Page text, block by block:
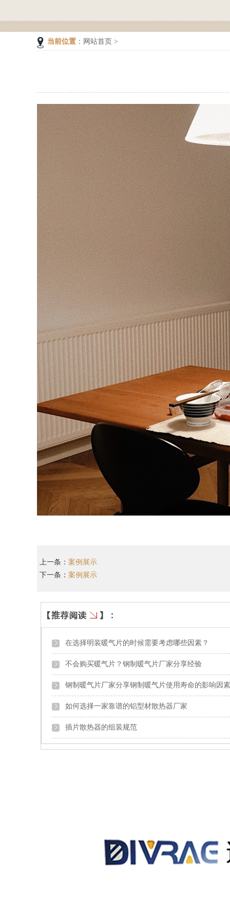
当前位置 ： 网站首页 >
上一条： 案例展示
下一条： 案例展示
在选择明装暖气片的时候需要考虑哪些因素？
不会购买暖气片？钢制暖气片厂家分享经验
钢制暖气片厂家分享钢制暖气片使用寿命的影响因素
如何选择一家靠谱的铝型材散热器厂家
插片散热器的组装规范